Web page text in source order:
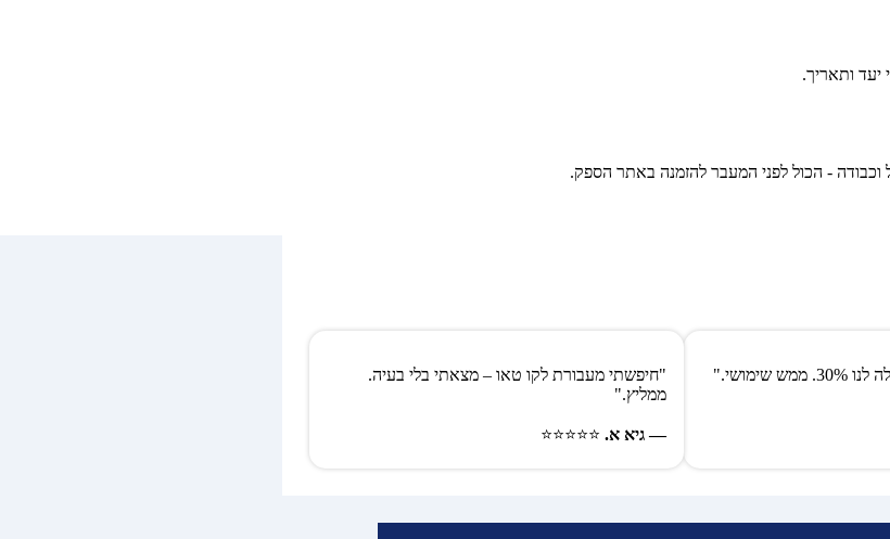
יעד ותאריך.
וכבודה - הכול לפני המעבר להזמנה באתר הספק.
שימושי."
"חיפשתי מעבורת לקו טאו – מצאתי בלי בעיה.
ממליץ."
— גיא א. ⭐⭐⭐⭐⭐